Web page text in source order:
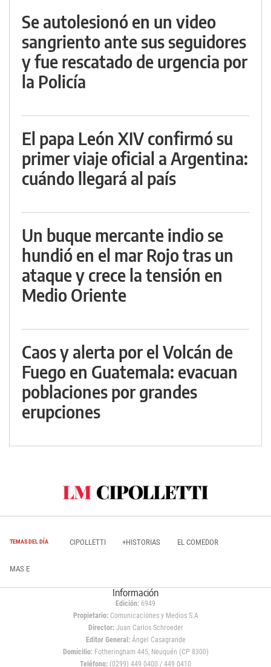
Se autolesionó en un video
sangriento ante sus seguidores
y fue rescatado de urgencia por
la Policía
El papa León XIV confirmó su
primer viaje oficial a Argentina:
cuándo llegará al país
Un buque mercante indio se
hundió en el mar Rojo tras un
ataque y crece la tensión en
Medio Oriente
Caos y alerta por el Volcán de
Fuego en Guatemala: evacuan
poblaciones por grandes
erupciones
TEMAS DEL DÍA CIPOLLETTI +HISTORIAS EL COMEDOR
MAS E
Información
Edición: 6949
Propietario:Comunicaciones y Medios S.A
Director: Juan Carlos Schroeder
Editor General:Ángel Casagrande
Domicilio:Fotheringham 445, Neuquén (CP 8300)
Teléfono: (0299) 449 0400 / 449 0410